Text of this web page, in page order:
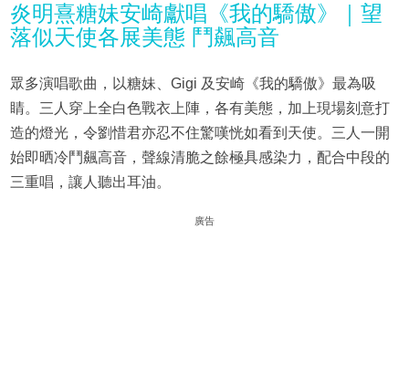
炎明熹糖妹安崎獻唱《我的驕傲》｜望
落似天使各展美態 鬥飆高音
眾多演唱歌曲，以糖妹、Gigi 及安崎《我的驕傲》最為吸
睛。三人穿上全白色戰衣上陣，各有美態，加上現場刻意打
造的燈光，令劉惜君亦忍不住驚嘆恍如看到天使。三人一開
始即晒冷鬥飆高音，聲線清脆之餘極具感染力，配合中段的
三重唱，讓人聽出耳油。
廣告